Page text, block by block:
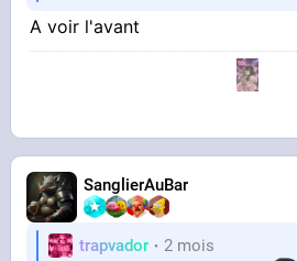
A voir l'avant
SanglierAuBar
trapvador 2 mois